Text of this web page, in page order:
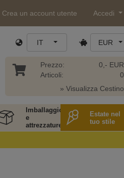
Crea un account utente Accedi
IT EUR
Prezzo:
Articoli:
0,- EUR
0
» Visualizza Cestino
Imballaggio
e
attrezzature
Estate nel
tuo stile